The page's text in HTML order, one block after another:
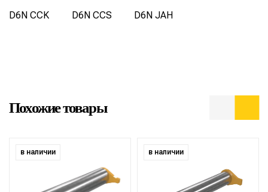
D6N CCK
D6N CCS D6N JAH
Похожие товары
в наличии в наличии